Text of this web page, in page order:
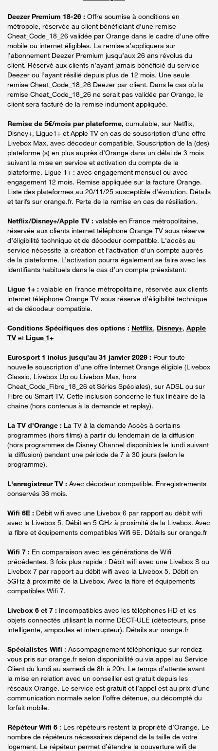
Deezer Premium 18-26 : Offre soumise à conditions en
métropole, réservée au client bénéficiant d’une remise
Cheat_Code_18_26 validée par Orange dans le cadre d’une offre
mobile ou internet éligibles. La remise s’appliquera sur
l’abonnement Deezer Premium jusqu’aux 26 ans révolus du
client. Réservé aux clients n’ayant jamais bénéficié du service
Deezer ou l’ayant résilié depuis plus de 12 mois. Une seule
remise Cheat_Code_18_26 Deezer par client. Dans le cas où la
remise Cheat_Code_18_26 ne serait pas validée par Orange, le
client sera facturé de la remise indument appliquée.
Remise de 5€/mois par plateforme, cumulable, sur Netflix,
Disney+, Ligue1+ et Apple TV en cas de souscription d’une offre
Livebox Max, avec décodeur compatible. Souscription de la (des)
plateforme (s) en plus auprès d’Orange dans un délai de 3 mois
suivant la mise en service et activation du compte de la
plateforme. Ligue 1+ : avec engagement mensuel ou avec
engagement 12 mois. Remise appliquée sur la facture Orange.
Liste des plateformes au 20/11/25 susceptible d’évolution. Détails
et tarifs sur orange.fr. Perte de la remise en cas de résiliation.
Netflix/Disney+/Apple TV : valable en France métropolitaine,
réservée aux clients internet téléphone Orange TV sous réserve
d’éligibilité technique et de décodeur compatible. L'accès au
service nécessite la création et l'activation d'un compte auprès
de la plateforme. L’activation pourra également se faire avec les
identifiants habituels dans le cas d’un compte préexistant.
Ligue 1+ : valable en France métropolitaine, réservée aux clients
internet téléphone Orange TV sous réserve d’éligibilité technique
et de décodeur compatible.
Conditions Spécifiques des options : Netflix, Disney+, Apple
TV et Ligue 1+
Eurosport 1 inclus jusqu’au 31 janvier 2029 : Pour toute
nouvelle souscription d’une offre Internet Orange éligible (Livebox
Classic, Livebox Up ou Livebox Max, hors
Cheat_Code_Fibre_18_26 et Séries Spéciales), sur ADSL ou sur
Fibre ou Smart TV. Cette inclusion concerne le flux linéaire de la
chaine (hors contenus à la demande et replay).
La TV d'Orange : La TV à la demande Accès à certains
programmes (hors films) à partir du lendemain de la diffusion
(hors programmes de Disney Channel disponibles le lundi suivant
la diffusion) pendant une période de 7 à 30 jours (selon le
programme).
L'enregistreur TV : Avec décodeur compatible. Enregistrements
conservés 36 mois.
Wifi 6E : Débit wifi avec une Livebox 6 par rapport au débit wifi
avec la Livebox 5. Débit en 5 GHz à proximité de la Livebox. Avec
la fibre et équipements compatibles Wifi 6E. Détails sur orange.fr
Wifi 7 : En comparaison avec les générations de Wifi
précédentes. 3 fois plus rapide : Débit wifi avec une Livebox S ou
Livebox 7 par rapport au débit wifi avec la Livebox 5. Débit en
5GHz à proximité de la Livebox. Avec la fibre et équipements
compatibles Wifi 7.
Livebox 6 et 7 : Incompatibles avec les téléphones HD et les
objets connectés utilisant la norme DECT-ULE (détecteurs, prise
intelligente, ampoules et interrupteur). Détails sur orange.fr
Spécialistes Wifi : Accompagnement téléphonique sur rendez-
vous pris sur orange.fr selon disponibilité ou via appel au Service
Client du lundi au samedi de 8h à 20h. Le temps d’attente avant
la mise en relation avec un conseiller est gratuit depuis les
réseaux Orange. Le service est gratuit et l’appel est au prix d’une
communication normale selon l’offre détenue, ou décompté du
forfait mobile.
Répéteur Wifi 6 : Les répéteurs restent la propriété d’Orange. Le
nombre de répéteurs nécessaires dépend de la taille de votre
logement. Le répéteur permet d’étendre la couverture wifi de